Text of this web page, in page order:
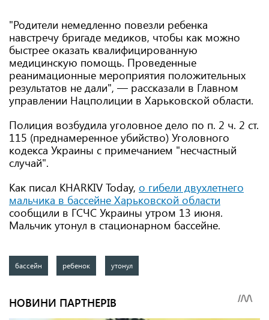
"Родители немедленно повезли ребенка
навстречу бригаде медиков, чтобы как можно
быстрее оказать квалифицированную
медицинскую помощь. Проведенные
реанимационные мероприятия положительных
результатов не дали", — рассказали в Главном
управлении Нацполиции в Харьковской области.
Полиция возбудила уголовное дело по п. 2 ч. 2 ст.
115 (преднамеренное убийство) Уголовного
кодекса Украины с примечанием "несчастный
случай".
Как писал KHARKIV Today, о гибели двухлетнего
мальчика в бассейне Харьковской области
сообщили в ГСЧС Украины утром 13 июня.
Мальчик утонул в стационарном бассейне.
бассейн ребенок утонул